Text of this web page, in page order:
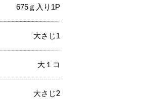
675ｇ入り1P
大さじ1
大１コ
大さじ2